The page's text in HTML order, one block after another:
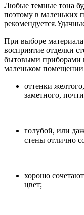
Любые темные тона
поэтому в маленьких
При выборе
восприятие отделки
бытовыми приборами
маленьком
оттенки
заметного,
голубой, или
стены отлично
хорошо
цвет;